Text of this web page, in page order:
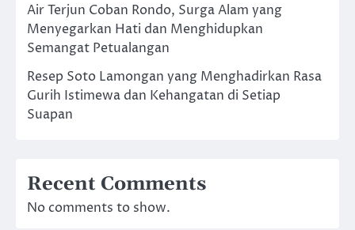
Air Terjun Coban Rondo, Surga Alam yang
Menyegarkan Hati dan Menghidupkan
Semangat Petualangan
Resep Soto Lamongan yang Menghadirkan Rasa
Gurih Istimewa dan Kehangatan di Setiap
Suapan
Recent Comments
No comments to show.